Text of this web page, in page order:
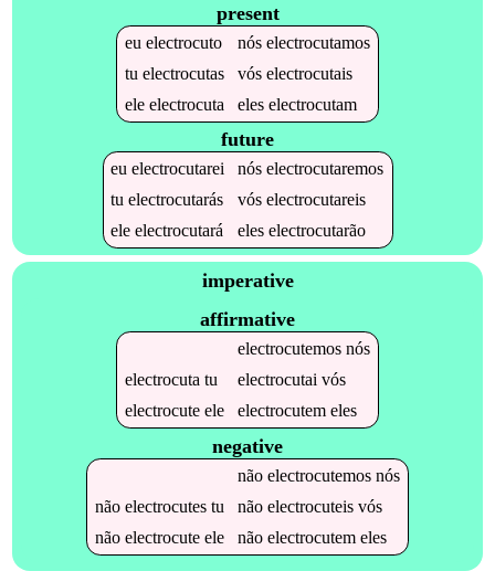
present
eu electrocuto nós electrocutamos
tu electrocutas vós electrocutais
ele electrocuta eles electrocutam
future
euelectrocutarei nóselectrocutaremos
tuelectrocutarás vóselectrocutareis
eleelectrocutará eleselectrocutarão
imperative
affirmative
electrocutemosnós
electrocuta tu electrocutai vós
electrocuteele electrocutemeles
negative
não electrocutemosnós
não electrocutestu não electrocuteisvós
não electrocuteele não electrocutemeles